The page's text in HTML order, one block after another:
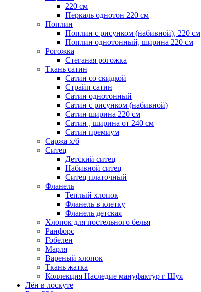
220 см
Перкаль однотон 220 см
Поплин
Поплин с рисунком (набивной), 220 см
Поплин однотонный, ширина 220 см
Рогожка
Стеганая рогожка
Ткань сатин
Сатин со скидкой
Страйп сатин
Сатин однотонный
Сатин с рисунком (набивной)
Сатин ширина 220 см
Сатин , ширина от 240 см
Сатин премиум
Саржа х/б
Ситец
Детский ситец
Набивной ситец
Ситец платочный
Фланель
Теплый хлопок
Фланель в клетку
Фланель детская
Хлопок для постельного белья
Ранфорс
Гобелен
Марля
Вареный хлопок
Ткань жатка
Коллекция Наследие мануфактур г Шуя
Лён в лоскуте